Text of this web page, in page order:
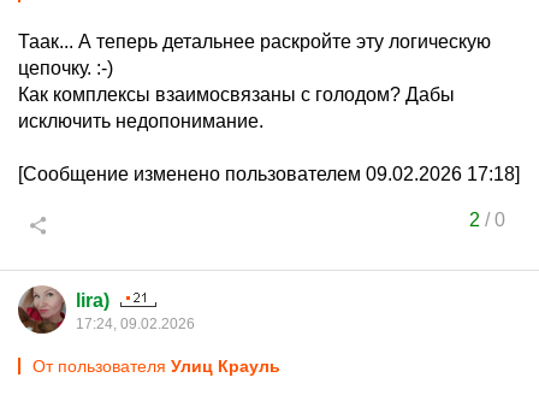
Таак... А теперь детальнее раскройте эту логическую
цепочку. :-)
Как комплексы взаимосвязаны с голодом? Дабы
исключить недопонимание.
[Сообщение изменено пользователем 09.02.2026 17:18]
2 /0
lira)
17:24, 09.02.2026
От пользователя Улиц Крауль